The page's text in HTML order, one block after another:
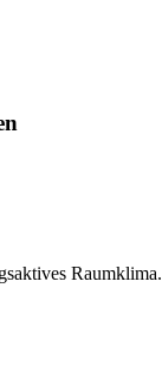
Raumklima.